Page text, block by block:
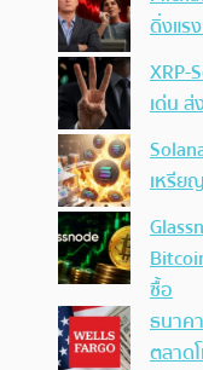
ดิ่งแร
XRP-
เด่น
เหรีย
ซื้อ
ธนาค
ตลาด